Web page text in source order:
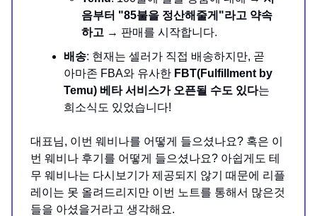
음부터 "85불을 정산해줄게"라고 약속
하고 → 판매를 시작합니다.
배송: 현재는 셀러가 직접 배송하지만, 곧
아마존 FBA와 유사한 FBT(Fulfillment by
Temu) 베타 서비스가 오픈될 수도 있다는
희소식도 있었습니다!
대표님, 이번 웨비나를 어떻게 들으셨나요? 혹은 이
번 웨비나 후기를 어떻게 들으셨나요? 아쉽게도 테
무 웨비나는 다시보기가 제공되지 않기 때문에 리플
레이는 못 올려드리지만 이번 노트를 통해서 많은것
들을 아셨을거라고 생각해요.